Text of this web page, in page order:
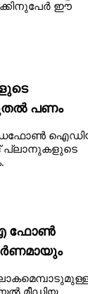
ഈ
പണം
പ്ലാനുകളുടെ
ഐ ഫോൺ